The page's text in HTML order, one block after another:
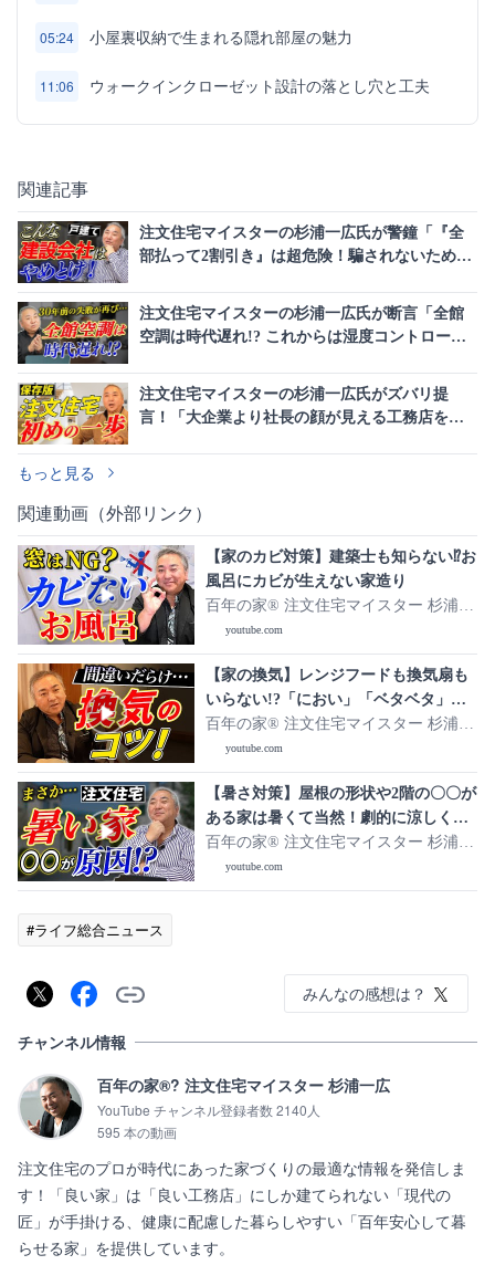
05:24 小屋裏収納で生まれる隠れ部屋の魅力
11:06 ウォークインクローゼット設計の落とし穴と工夫
関連記事
注文住宅マイスターの杉浦一広氏が警鐘「『全
部払って2割引き』は超危険！騙されないための
注文住宅マイスターの杉浦一広氏が断言「全館
空調は時代遅れ!? これからは湿度コントロー
注文住宅マイスターの杉浦一広氏がズバリ提
言！「大企業より社長の顔が見える工務店を選
もっと見る
関連動画（外部リンク）
【家のカビ対策】建築士も知らない⁉お
風呂にカビが生えない家造り
百年の家®️ 注文住宅マイスター 杉浦一
youtube.com
【家の換気】レンジフードも換気扇も
いらない!?「におい」「ベタベタ」家
の換気が原因かも…
百年の家®️ 注文住宅マイスター 杉浦一
youtube.com
【暑さ対策】屋根の形状や2階の〇〇が
ある家は暑くて当然！劇的に涼しくす
る方法は？
百年の家®️ 注文住宅マイスター 杉浦一
youtube.com
#ライフ総合ニュース
みんなの感想は？
チャンネル情報
百年の家®? 注文住宅マイスター 杉浦一広
YouTube チャンネル登録者数 2140人
595 本の動画
注文住宅のプロが時代にあった家づくりの最適な情報を発信しま
す！「良い家」は「良い工務店」にしか建てられない「現代の
匠」が手掛ける、健康に配慮した暮らしやすい「百年安心して暮
らせる家」を提供しています。